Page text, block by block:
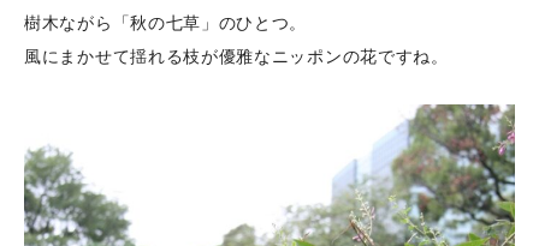
樹木ながら「秋の七草」のひとつ。
風にまかせて揺れる枝が優雅なニッポンの花ですね。